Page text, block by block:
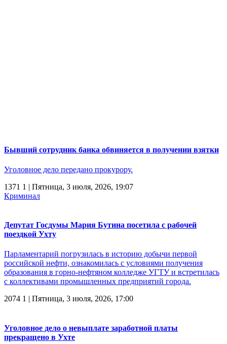
Бывший сотрудник банка обвиняется в получении взятки
Уголовное дело передано прокурору.
1371 1 | Пятница, 3 июля, 2026, 19:07
Криминал
Депутат Госдумы Мария Бутина посетила с рабочей
поездкой Ухту
Парламентарий погрузилась в историю добычи первой
российской нефти, ознакомилась с условиями получения
образования в горно-нефтяном колледже УГТУ и встретилась
с коллективами промышленных предприятий города.
2074 1 | Пятница, 3 июля, 2026, 17:00
Уголовное дело о невыплате заработной платы
прекращено в Ухте